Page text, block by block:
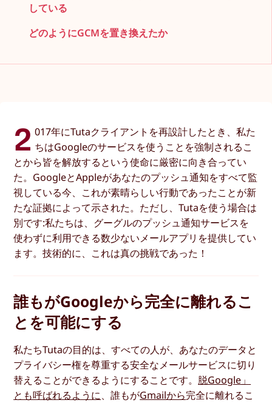
している
どのようにGCMを置き換えたか
2 017年にTutaクライアントを再設計したとき、私た
ちはGoogleのサービスを使うことを強制されるこ
とから皆を解放するという使命に厳密に向き合ってい
た。GoogleとAppleがあなたのプッシュ通知をすべて監
視している今、これが素晴らしい行動であったことが新
たな証拠によって示された。ただし、Tutaを使う場合は
別です:私たちは、グーグルのプッシュ通知サービスを
使わずに利用できる数少ないメールアプリを提供してい
ます。技術的に、これは真の挑戦であった！
誰もがGoogleから完全に離れるこ
とを可能にする
私たちTutaの目的は、すべての人が、あなたのデータと
プライバシー権を尊重する安全なメールサービスに切り
替えることができるようにすることです。 脱Google」
とも呼ばれるように、誰もがGmailから完全に離れるこ